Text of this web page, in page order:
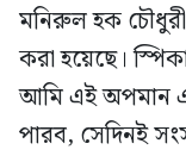
মনিরুল হক
করা হয়েছে।
আমি এই অপমান
পারব, সেদিনই